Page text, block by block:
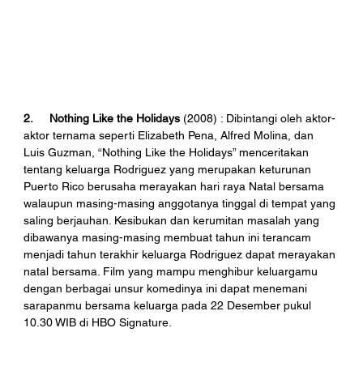
2.     Nothing Like the Holidays (2008) : Dibintangi oleh aktor-
aktor ternama seperti Elizabeth Pena, Alfred Molina, dan
Luis Guzman, “Nothing Like the Holidays” menceritakan
tentang keluarga Rodriguez yang merupakan keturunan
Puerto Rico berusaha merayakan hari raya Natal bersama
walaupun masing-masing anggotanya tinggal di tempat yang
saling berjauhan. Kesibukan dan kerumitan masalah yang
dibawanya masing-masing membuat tahun ini terancam
menjadi tahun terakhir keluarga Rodriguez dapat merayakan
natal bersama. Film yang mampu menghibur keluargamu
dengan berbagai unsur komedinya ini dapat menemani
sarapanmu bersama keluarga pada 22 Desember pukul
10.30 WIB di HBO Signature.